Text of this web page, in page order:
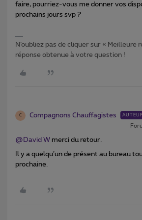
faire, pourriez-vous me donner vos
prochains jours svp ?
N’oubliez pas de cliquer sur « Meilleure
réponse obtenue à votre question !
C Compagnons Chauffagistes
@David W merci du retour.
Il y a quelqu’un de présent au bureau
prochaine.